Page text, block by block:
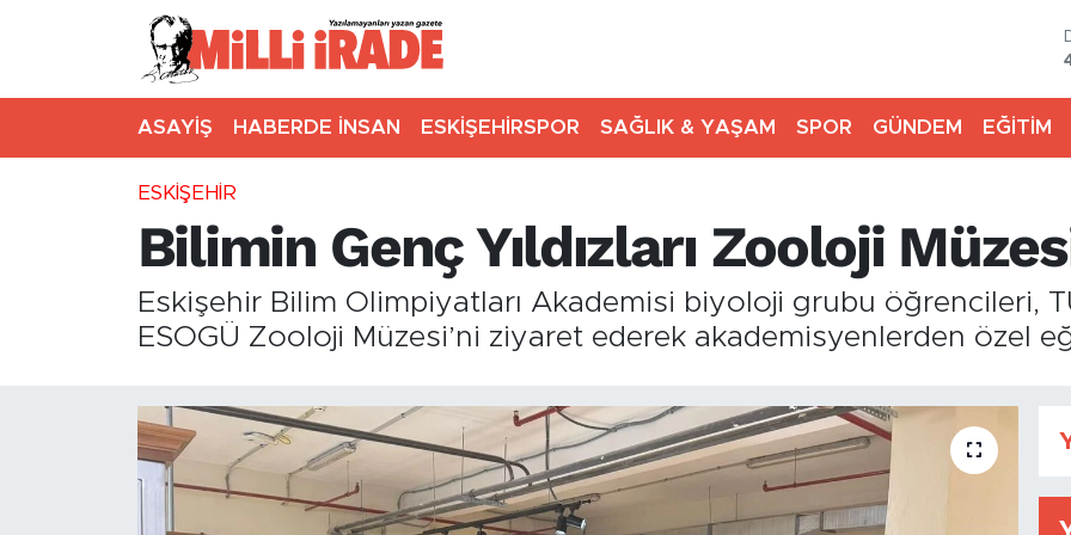
ASAYİŞ HABERDE İNSAN ESKİŞEHİRSPOR SAĞLIK & YAŞAM SPOR GÜNDEM EĞİTİM
ESKİŞEHİR
Bilimin Genç Yıldızları Zooloji
Eskişehir Bilim Olimpiyatları Akademisi biyoloji grubu öğrencileri,
ESOGÜ Zooloji Müzesi’ni ziyaret ederek akademisyenlerden özel